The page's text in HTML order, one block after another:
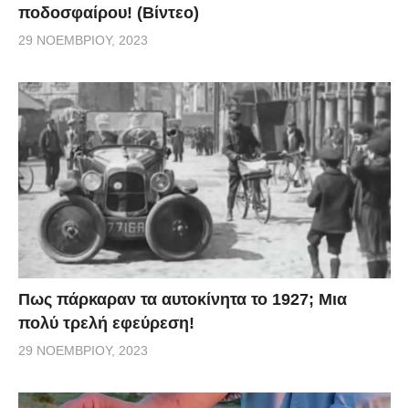
ποδοσφαίρου! (Βίντεο)
29 ΝΟΕΜΒΡΊΟΥ, 2023
Πως πάρκαραν τα αυτοκίνητα το 1927; Μια
πολύ τρελή εφεύρεση!
29 ΝΟΕΜΒΡΊΟΥ, 2023